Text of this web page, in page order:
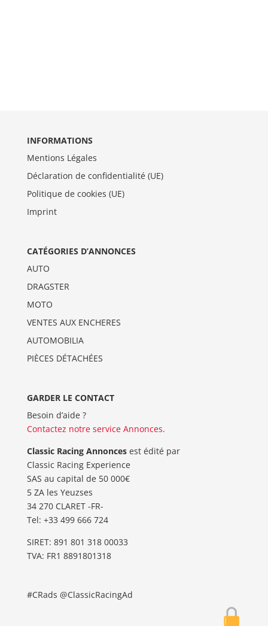
INFORMATIONS
Mentions Légales
Déclaration de confidentialité (UE)
Politique de cookies (UE)
Imprint
CATÉGORIES D’ANNONCES
AUTO
DRAGSTER
MOTO
VENTES AUX ENCHERES
AUTOMOBILIA
PIÈCES DÉTACHÉES
GARDER LE CONTACT
Besoin d’aide ?
Contactez notre service Annonces.
Classic Racing Annoncesest édité par
Classic Racing Experience
SAS au capital de 50 000€
5 ZA les Yeuzses
34 270 CLARET -FR-
Tel: ‭+33 499 666 724‬
SIRET: 891 801 318 00033
TVA: FR1 8891801318
#CRads @ClassicRacingAd